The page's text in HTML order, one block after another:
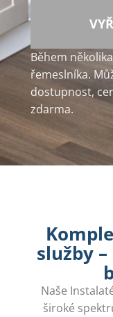
Během
řemeslníka.
dostupnost,
zdarma.
služby
Naše
široké